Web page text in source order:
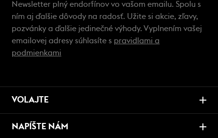
Newsletter plný endorfínov vo vašom emailu. Spolu s
ním aj ďalšie dôvody na radosť. Užite si akcie, zľavy,
pozvánky a ďalšie jedinečné výhody. Vyplnením vašej
emailovej adresy súhlasíte s pravidlami a
podmienkami
VOLAJTE
NAPÍŠTE NÁM